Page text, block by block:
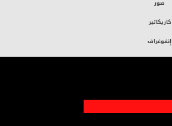
صور
كاريكاتير
إنفوغراف